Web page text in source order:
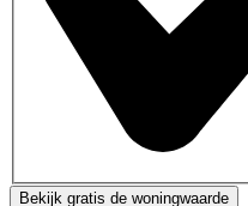
Bekijk gratis de woningwaarde